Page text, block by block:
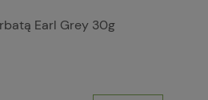
Earl Grey 30g